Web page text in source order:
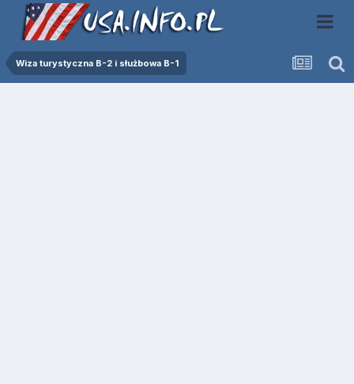
Wiza turystyczna B-2 i służbowa B-1